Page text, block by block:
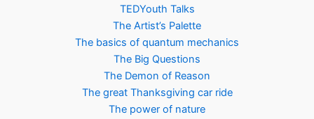
TEDYouth Talks
The Artist’s Palette
The basics of quantum mechanics
The Big Questions
The Demon of Reason
The great Thanksgiving car ride
The power of nature